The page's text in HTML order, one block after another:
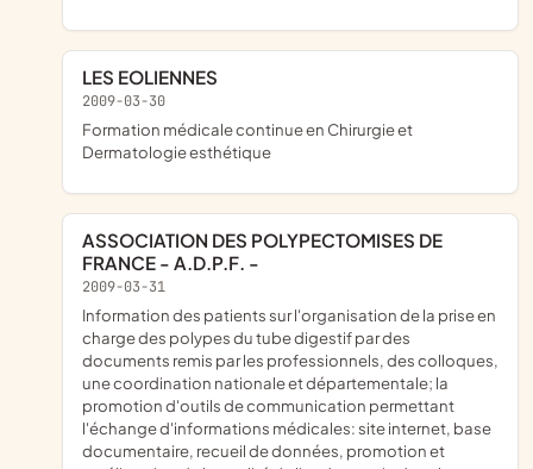
LES EOLIENNES
2009-03-30
formation médicale continue en Chirurgie et
Dermatologie esthétique
ASSOCIATION DES POLYPECTOMISES DE
FRANCE - A.D.P.F. -
2009-03-31
information des patients sur l'organisation de la prise en
charge des polypes du tube digestif par des
documents remis par les professionnels, des colloques,
une coordination nationale et départementale; la
promotion d'outils de communication permettant
l'échange d'informations médicales: site internet, base
documentaire, recueil de données, promotion et